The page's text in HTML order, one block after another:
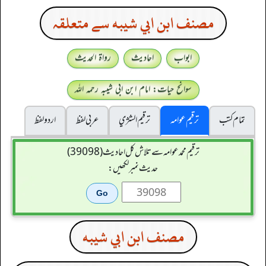
مصنف ابن ابي شيبه سے متعلقہ
ابواب احادیث
رواۃ الحدیث
سوانح حیات: امام ابن ابی شیبہ رحمہ اللہ
تمام کتب
ترقیم عوامہ ترقيم الشژي عربی لفظ
اردو لفظ
ترقیم محمدعوامہ سے تلاش کل احادیث (39098)
حدیث نمبر لکھیں:
مصنف ابن ابي شيبه